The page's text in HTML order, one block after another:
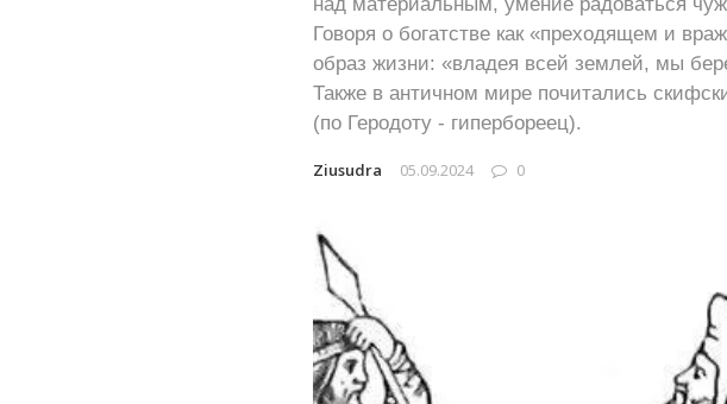
Говоря о богатстве как «преходящем и
образ жизни: «владея всей землей, мы
Также в античном мире почитались
(по Геродоту - гипербореец).
Ziusudra 05.09.2024 0